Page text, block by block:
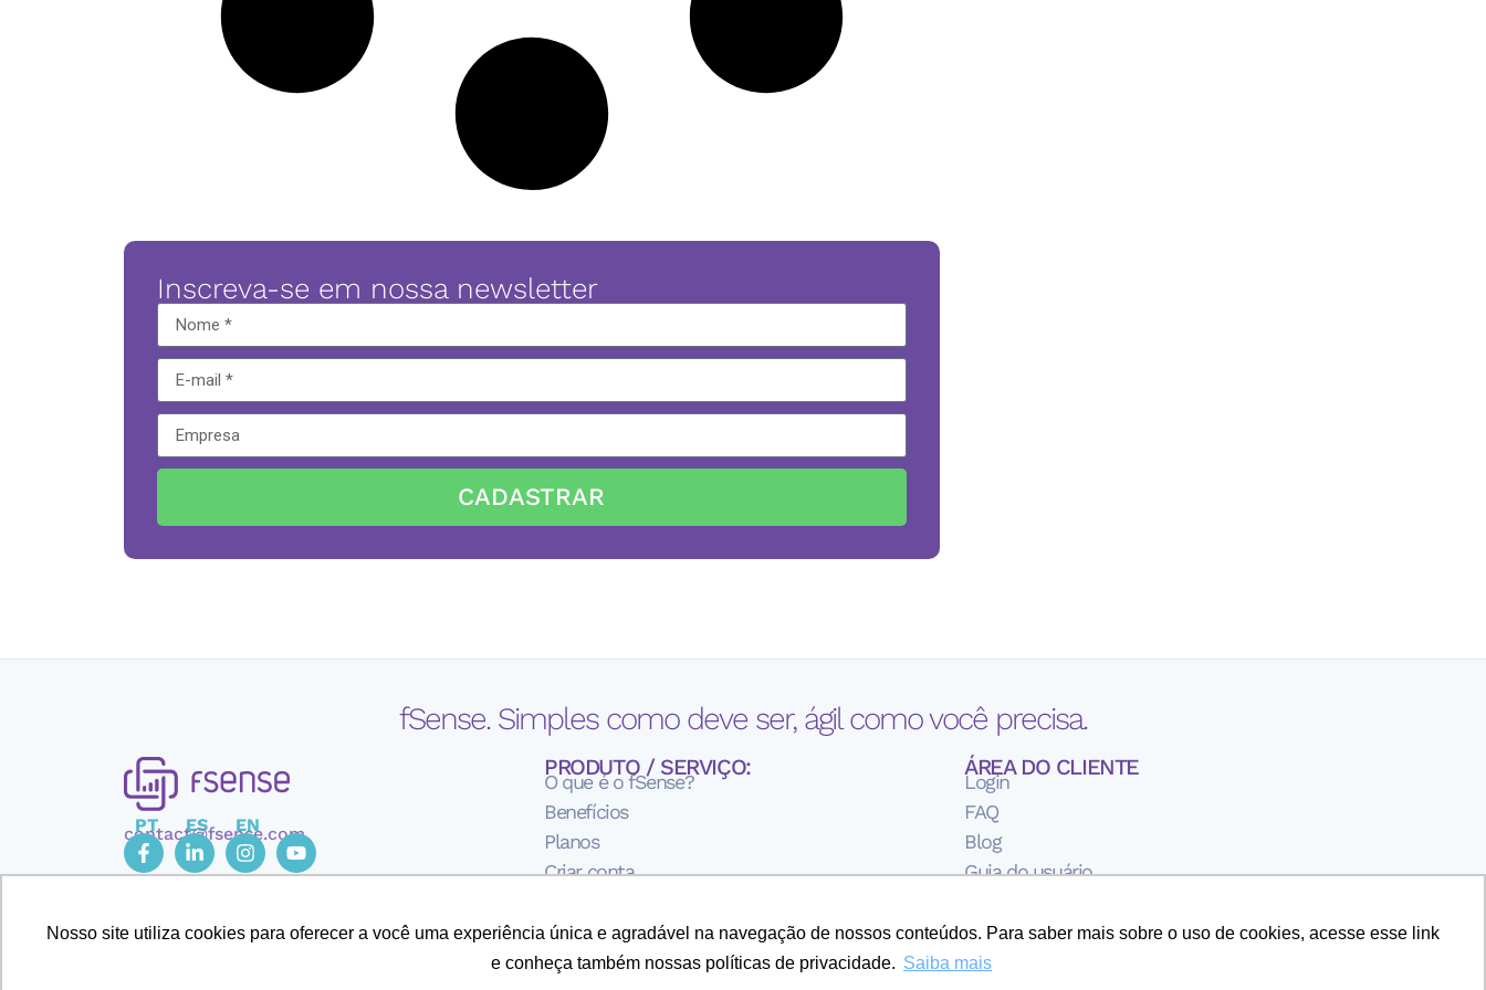
Nosso site utiliza cookies para oferecer a você uma experiência única e agradável na navegação de nossos conteúdos. Para saber mais sobre o uso de cookies, acesse esse link
e conheça também nossas políticas de privacidade. Saiba mais
Inscreva-se em nossa newsletter
CADASTRAR
fSense. Simples como deve ser, ágil como você precisa.
PT ES EN
contact@fsense.com
PRODUTO / SERVIÇO:
O que é o fSense?
Benefícios
Planos
Criar conta
ÁREA DO CLIENTE
Login
FAQ
Blog
Guia do usuário
Política de Privavidade
Sobre a iLink Solutions